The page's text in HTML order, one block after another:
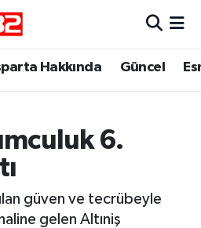
Hakkında Güncel
6.
güven ve tecrübeyle
gelen Altıniş
Haritası
ve Fikstür